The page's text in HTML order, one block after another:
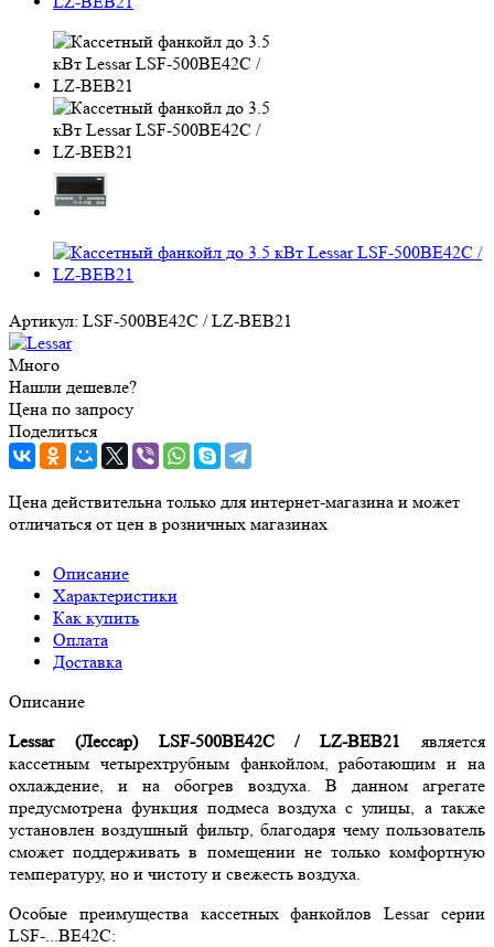
Артикул: LSF-500BE42C / LZ-BEB21
Много
Нашли дешевле?
Цена по запросу
Поделиться
Цена действительна только для интернет-магазина и может
отличаться от цен в розничных магазинах
Описание
Характеристики
Как купить
Оплата
Доставка
Описание
Lessar (Лессар) LSF-500BE42C / LZ-BEB21 является
кассетным четырехтрубным фанкойлом, работающим и на
охлаждение, и на обогрев воздуха. В данном агрегате
предусмотрена функция подмеса воздуха с улицы, а также
установлен воздушный фильтр, благодаря чему пользователь
сможет поддерживать в помещении не только комфортную
температуру, но и чистоту и свежесть воздуха.
Особые преимущества кассетных фанкойлов Lessar серии
LSF-...BE42C: